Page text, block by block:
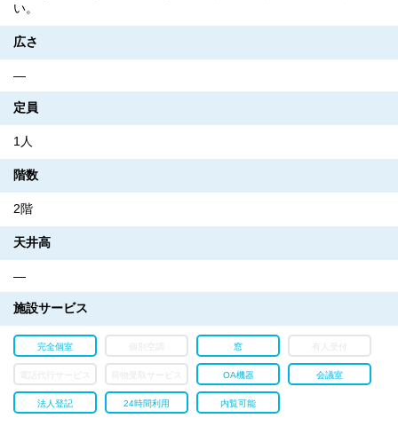
い。
広さ
―
定員
1人
階数
2階
天井高
―
施設サービス
完全個室 個別空調 窓
OA機器 会議室
法人登記 24時間利用 内覧可能